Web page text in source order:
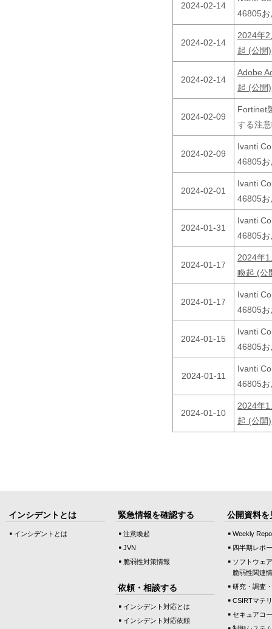
2024-02-14
46805
2024-02-14
2024年
起 (公開)
2024-02-14
Adobe
起 (公開)
2024-02-09
Fortinet
する注
2024-02-09
Ivanti
46805
2024-02-01
Ivanti
46805
2024-01-31
Ivanti
46805
2024-01-17
2024年
喚起 (公
2024-01-17
Ivanti
46805
2024-01-15
Ivanti
46805
2024-01-11
Ivanti
46805
2024-01-10
2024年
起 (公開)
インシデントとは
インシデントとは
緊急情報を確認する
注意喚起
JVN
脆弱性対策情報
依頼・相談する
インシデント対応とは
インシデント対応依頼
公開資料を
Weekly
四半期レポ
ソフトウェ
脆弱性関連
研究・調査
CSIRTマテ
セキュアコ